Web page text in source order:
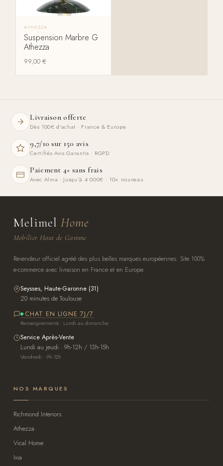
ATHEZZA
Suspension Marbre G
Athezza
99,00€
Livraison offerte
Dès 100€ d'achat · France & Europe
9,7/10 sur 150 avis
Certifiés Avis Garantis · RGPD
Paiement 4× sans frais
Avec Alma · Jusqu'à 4 000€ · 10× nouveau
Melimel Home
Mobilier Haut de Gamme
Revendeur officiel agréé des plus belles marques européennes. Site 100%
e-commerce avec livraison en France et en Europe.
Seysses, Haute-Garonne (31)
20 minutes de Toulouse
CHAT EN LIGNE 7J/7
Renseignements · Lundi au dimanche
Service Après-Vente
Lundi au jeudi · 9h-12h / 13h-15h
Vendredi · 9h-12h
NOS MARQUES
Richmond Interiors
Athezza
Vical Home
Ixia